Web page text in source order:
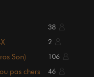
38
2
Son) 106
pas chers 46